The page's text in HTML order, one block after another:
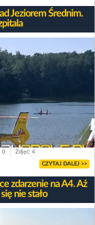
Jeziorem Średnim.
0 Zdjęć: 4
CZYTAJ DALEJ >>
zdarzenie na A4. Aż
nie stało